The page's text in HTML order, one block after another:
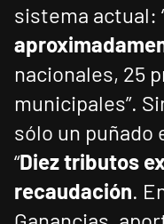
sistema actual:
nacionales, 25
municipales”.
sólo un puñado
“Diez tributos
recaudación.